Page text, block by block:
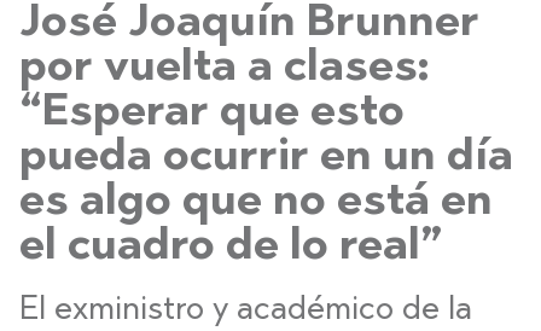
José Joaquín Brunner
por vuelta a clases:
“Esperar que esto
pueda ocurrir en un día
es algo que no está en
el cuadro de lo real”
El exministro y académico de la